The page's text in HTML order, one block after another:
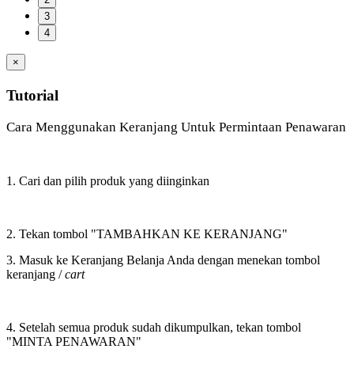
3
4
×
Tutorial
Cara Menggunakan Keranjang Untuk Permintaan Penawaran
1. Cari dan pilih produk yang diinginkan
2. Tekan tombol "TAMBAHKAN KE KERANJANG"
3. Masuk ke Keranjang Belanja Anda dengan menekan tombol
keranjang /cart
4. Setelah semua produk sudah dikumpulkan, tekan tombol
"MINTA PENAWARAN"